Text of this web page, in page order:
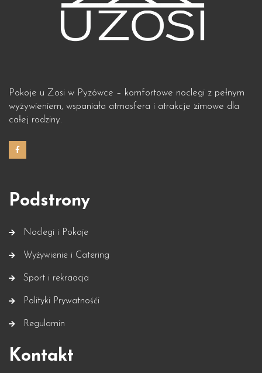
Pokoje u Zosi w Pyzówce – komfortowe noclegi z pełnym
wyżywieniem, wspaniała atmosfera i atrakcje zimowe dla
całej rodziny.
Podstrony
Noclegi i Pokoje
Wyżywienie i Catering
Sport i rekraacja
Polityki Prywatnośći
Regulamin
Kontakt